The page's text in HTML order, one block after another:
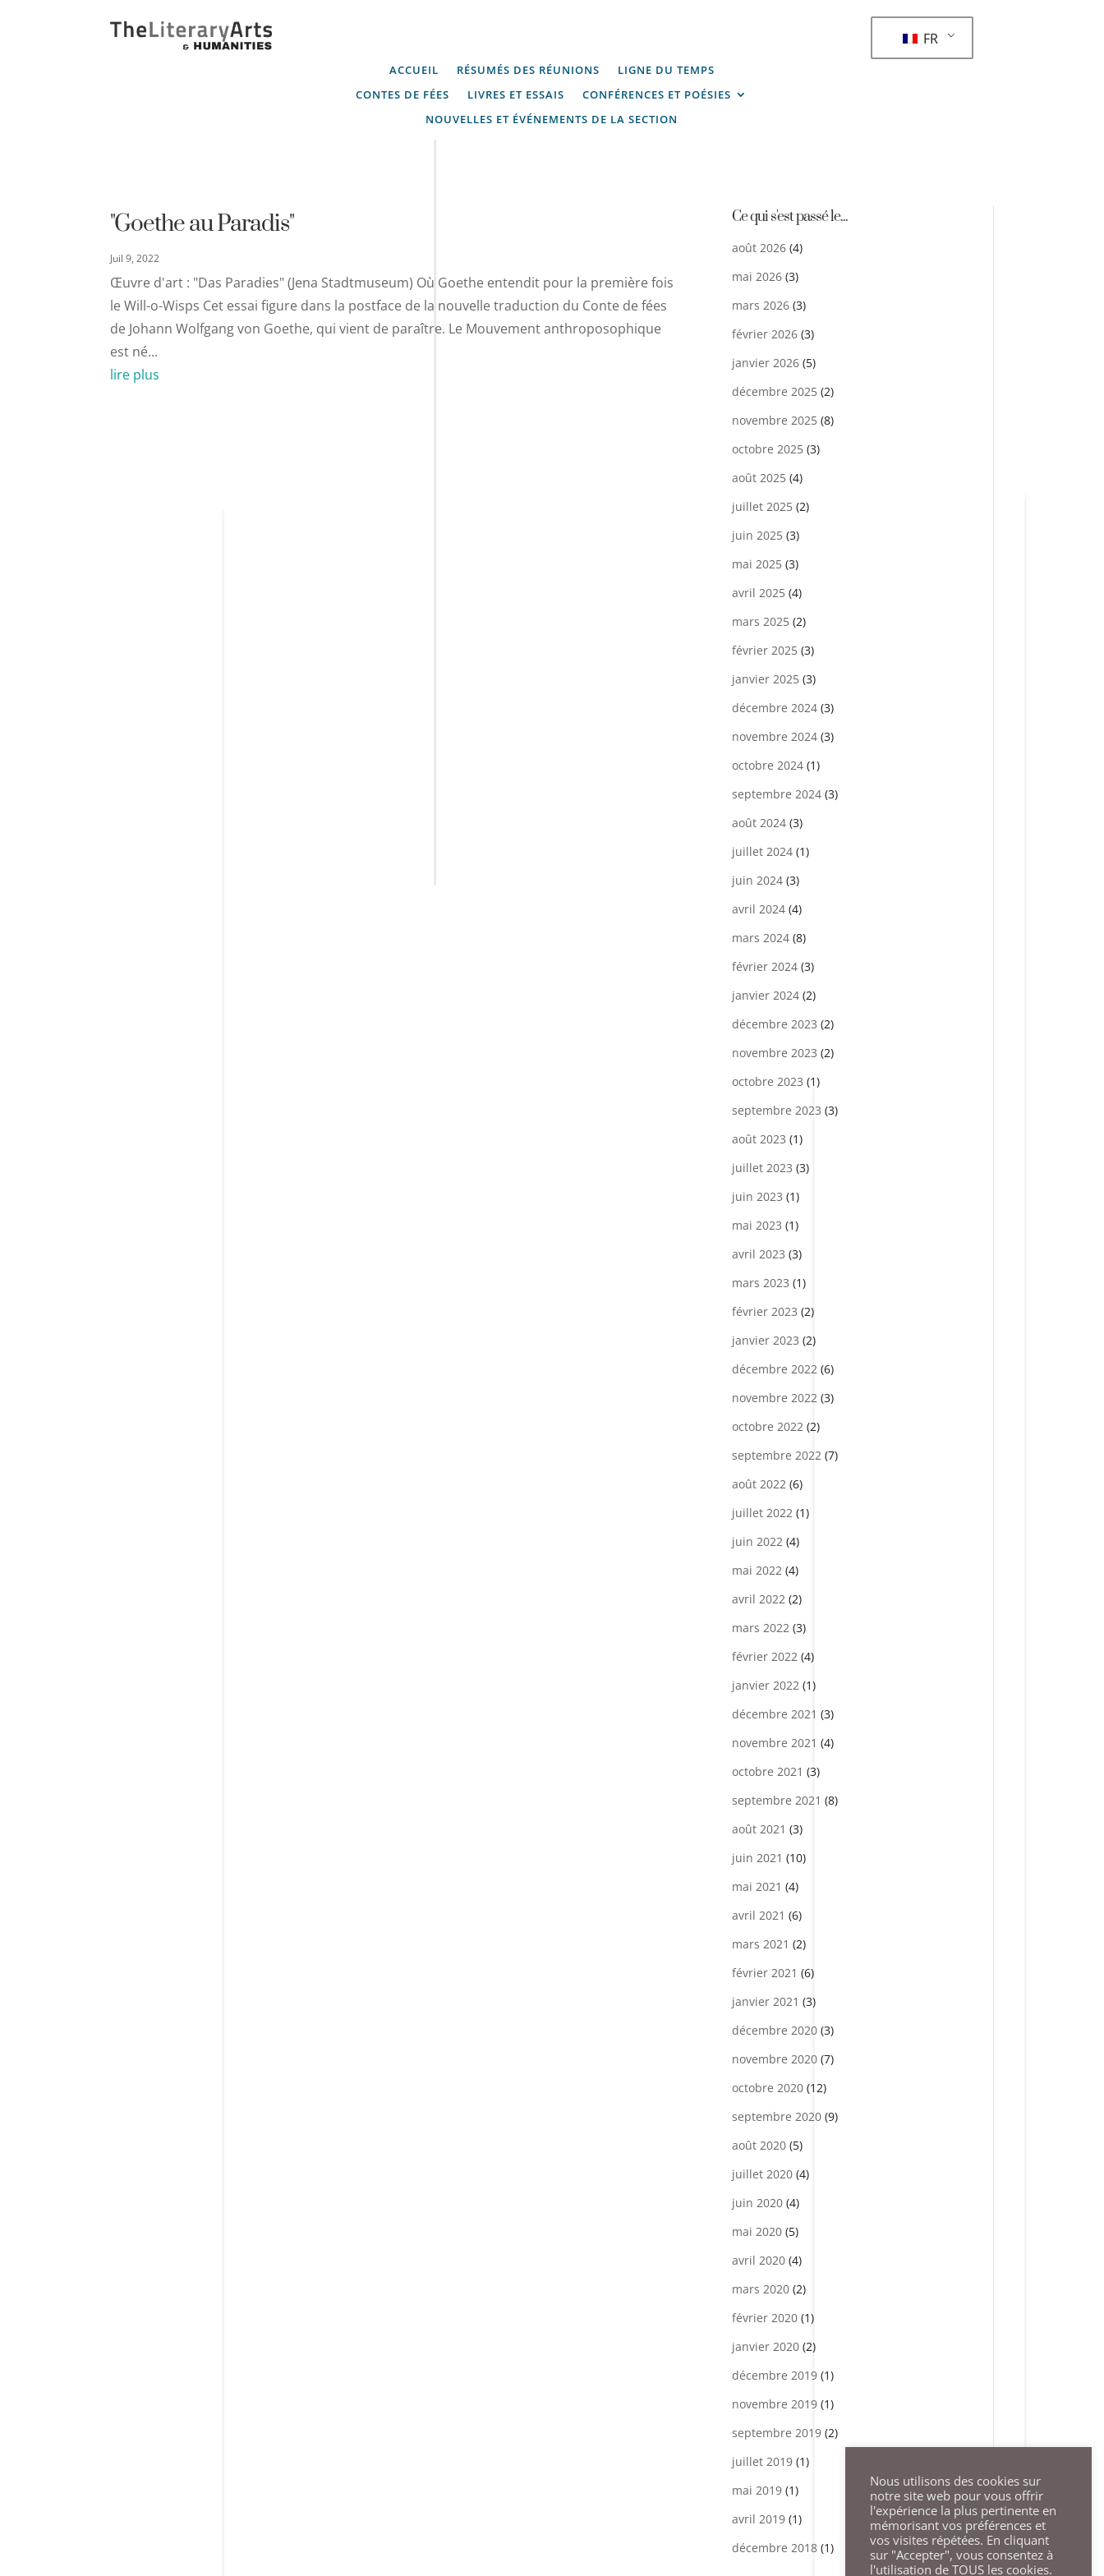
ACCUEIL RÉSUMÉS DES RÉUNIONS
LIGNE DU TEMPS
CONTES DE FÉES
LIVRES ET ESSAIS
CONFÉRENCES ET POÉSIES
NOUVELLES ET ÉVÉNEMENTS DE LA SECTION
FR
"Goethe au Paradis"
Juil 9, 2022
Œuvre d'art : "Das Paradies" (Jena Stadtmuseum) Où Goethe entendit pour la première fois
le Will-o-Wisps Cet essai figure dans la postface de la nouvelle traduction du Conte de fées
de Johann Wolfgang von Goethe, qui vient de paraître. Le Mouvement anthroposophique
est né...
lire plus
Ce qui s'est passé le...
août 2026(4)
mai 2026(3)
mars 2026(3)
février 2026(3)
janvier 2026(5)
décembre 2025(2)
novembre 2025(8)
octobre 2025(3)
août 2025(4)
juillet 2025(2)
juin 2025(3)
mai 2025(3)
avril 2025(4)
mars 2025(2)
février 2025(3)
janvier 2025(3)
décembre 2024(3)
novembre 2024(3)
octobre 2024(1)
septembre 2024(3)
août 2024(3)
juillet 2024(1)
juin 2024(3)
avril 2024(4)
mars 2024(8)
février 2024(3)
janvier 2024(2)
décembre 2023 (2)
novembre 2023 (2)
octobre 2023 (1)
septembre 2023 (3)
août 2023 (1)
juillet 2023 (3)
juin 2023 (1)
mai 2023 (1)
avril 2023 (3)
mars 2023 (1)
février 2023 (2)
janvier 2023 (2)
décembre 2022 (6)
novembre 2022 (3)
octobre 2022 (2)
septembre 2022 (7)
août 2022 (6)
juillet 2022 (1)
juin 2022 (4)
mai 2022 (4)
avril 2022 (2)
mars 2022 (3)
février 2022 (4)
janvier 2022 (1)
décembre 2021 (3)
novembre 2021 (4)
octobre 2021 (3)
septembre 2021 (8)
août 2021 (3)
juin 2021 (10)
mai 2021 (4)
avril 2021 (6)
mars 2021 (2)
février 2021 (6)
janvier 2021 (3)
décembre 2020(3)
novembre 2020(7)
octobre 2020(12)
septembre 2020(9)
août 2020(5)
juillet 2020(4)
juin 2020(4)
mai 2020(5)
avril 2020(4)
mars 2020(2)
février 2020(1)
janvier 2020(2)
décembre 2019(1)
novembre 2019(1)
septembre 2019(2)
juillet 2019(1)
mai 2019(1)
avril 2019(1)
décembre 2018(1)
Nous utilisons des cookies sur
notre site web pour vous offrir
l'expérience la plus pertinente en
mémorisant vos préférences et
vos visites répétées. En cliquant
sur "Accepter", vous consentez à
l'utilisation de TOUS les cookies.